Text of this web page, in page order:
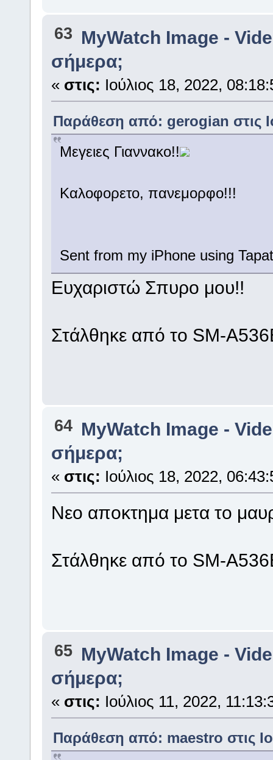
63 MyWatch Ιmage -
σήμερα;
« στις: Ιούλιος 18, 2022,
Παράθεση από: gerogian στις
Μεγειες Γιαννακο!!
Καλοφορετο, πανεμορφο!!!
Sent from my iPhone using
Ευχαριστώ Σπυρο μου!!
Στάλθηκε από το SM-
64 MyWatch Ιmage -
σήμερα;
« στις: Ιούλιος 18, 2022,
Νεο αποκτημα μετα το
Στάλθηκε από το SM-
65 MyWatch Ιmage -
σήμερα;
« στις: Ιούλιος 11, 2022,
Παράθεση από: maestro στις